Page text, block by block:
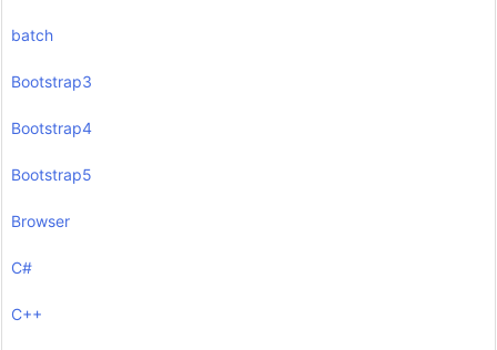
batch
Bootstrap3
Bootstrap4
Bootstrap5
Browser
C#
C++